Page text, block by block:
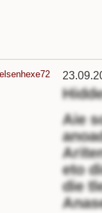
Aie
eto
die